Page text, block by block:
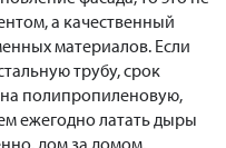
а качественный
материалов. Если
трубу, срок
на полипропиленовую,
ежегодно латать дыры
дом за домом,